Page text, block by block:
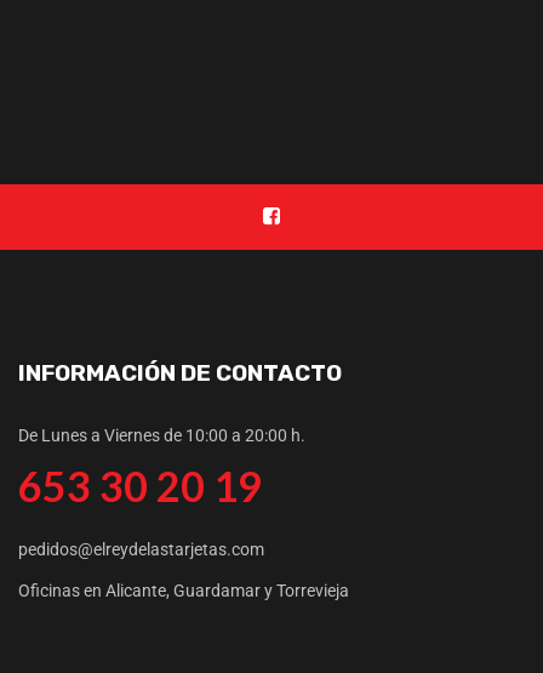
INFORMACIÓN DE CONTACTO
De Lunes a Viernes de 10:00 a 20:00 h.
653 30 20 19
pedidos@elreydelastarjetas.com
Oficinas en Alicante, Guardamar y Torrevieja